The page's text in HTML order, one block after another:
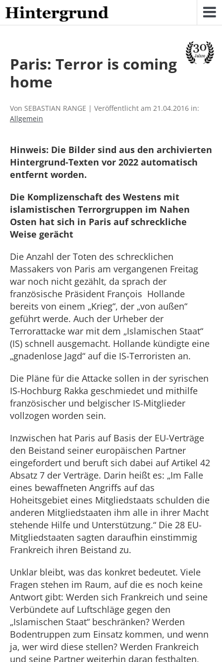
Skip
to
content
Paris: Terror is coming
home
Von SEBASTIAN RANGE | Veröffentlicht am 21.04.2016 in:
Allgemein
Hinweis: Die Bilder sind aus den archivierten
Hintergrund-Texten vor 2022 automatisch
entfernt worden.
Die Komplizenschaft des Westens mit
islamistischen Terrorgruppen im Nahen
Osten hat sich in Paris auf schreckliche
Weise gerächt
Die Anzahl der Toten des schrecklichen
Massakers von Paris am vergangenen Freitag
war noch nicht gezählt, da sprach der
französische Präsident François Hollande
bereits von einem „Krieg“, der „von außen“
geführt werde. Auch der Urheber der
Terrorattacke war mit dem „Islamischen Staat“
(IS) schnell ausgemacht. Hollande kündigte eine
„gnadenlose Jagd“ auf die IS-Terroristen an.
Die Pläne für die Attacke sollen in der syrischen
IS-Hochburg Rakka geschmiedet und mithilfe
französischer und belgischer IS-Mitglieder
vollzogen worden sein.
Inzwischen hat Paris auf Basis der EU-Verträge
den Beistand seiner europäischen Partner
eingefordert und beruft sich dabei auf Artikel 42
Absatz 7 der Verträge. Darin heißt es: „Im Falle
eines bewaffneten Angriffs auf das
Hoheitsgebiet eines Mitgliedstaats schulden die
anderen Mitgliedstaaten ihm alle in ihrer Macht
stehende Hilfe und Unterstützung.“ Die 28 EU-
Mitgliedstaaten sagten daraufhin einstimmig
Frankreich ihren Beistand zu.
Unklar bleibt, was das konkret bedeutet. Viele
Fragen stehen im Raum, auf die es noch keine
Antwort gibt: Werden sich Frankreich und seine
Verbündete auf Luftschläge gegen den
„Islamischen Staat“ beschränken? Werden
Bodentruppen zum Einsatz kommen, und wenn
ja, wer wird diese stellen? Werden Frankreich
und seine Partner weiterhin daran festhalten,